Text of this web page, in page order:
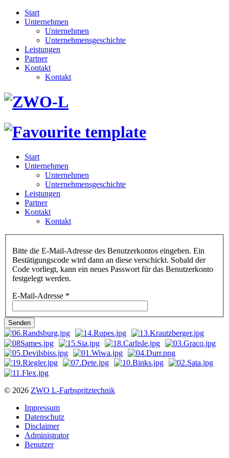
Start
Unternehmen
Unternehmen
Unternehmensgeschichte
Leistungen
Partner
Kontakt
Kontakt
Start
Unternehmen
Unternehmen
Unternehmensgeschichte
Leistungen
Partner
Kontakt
Kontakt
Bitte die E-Mail-Adresse des Benutzerkontos eingeben. Ein
Bestätigungscode wird dann an diese verschickt. Sobald der
Code vorliegt, kann ein neues Passwort für das Benutzerkonto
festgelegt werden.
E-Mail-Adresse *
Senden
© 2026 ZWO L-Farbspritztechnik
Impressum
Datenschutz
Disclaimer
Administrator
Benutzer